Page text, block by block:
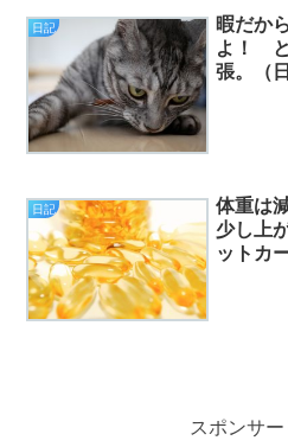
日記
暇だか
よ！ と
張。（
日記
体重は
少し上
ットカ
スポンサー